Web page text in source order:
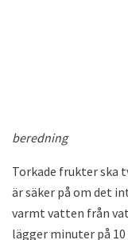
beredning
Torkade frukter ska
är säker på om det
varmt vatten från
lägger minuter på